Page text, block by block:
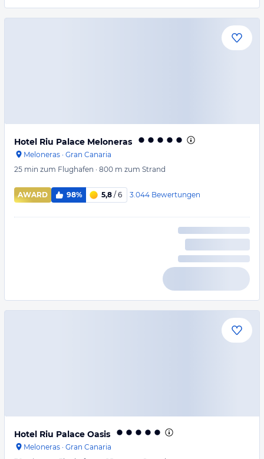
Hotel Riu Palace Meloneras
Meloneras · Gran Canaria
25 min zum Flughafen · 800 m zum Strand
AWARD 98% 5,8 / 6 3.044 Bewertungen
Hotel Riu Palace Oasis
Meloneras · Gran Canaria